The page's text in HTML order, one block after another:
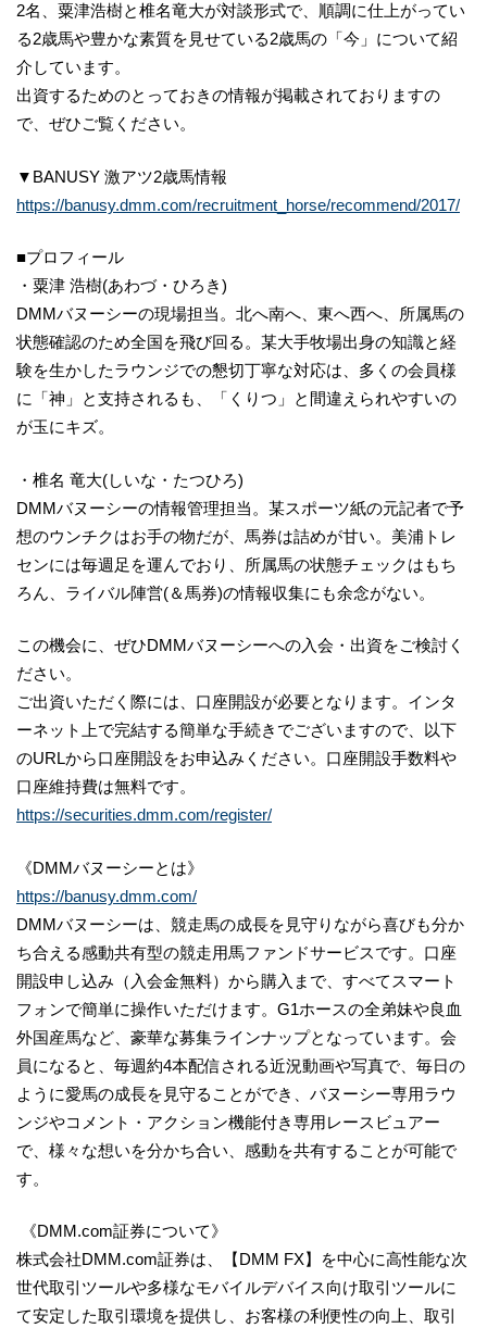
2名、粟津浩樹と椎名竜大が対談形式で、順調に仕上がってい
る2歳馬や豊かな素質を見せている2歳馬の「今」について紹
介しています。
出資するためのとっておきの情報が掲載されておりますの
で、ぜひご覧ください。
▼BANUSY 激アツ2歳馬情報
https://banusy.dmm.com/recruitment_horse/recommend/2017/
■プロフィール
・粟津 浩樹(あわづ・ひろき)
DMMバヌーシーの現場担当。北へ南へ、東へ西へ、所属馬の
状態確認のため全国を飛び回る。某大手牧場出身の知識と経
験を生かしたラウンジでの懇切丁寧な対応は、多くの会員様
に「神」と支持されるも、「くりつ」と間違えられやすいの
が玉にキズ。
・椎名 竜大(しいな・たつひろ)
DMMバヌーシーの情報管理担当。某スポーツ紙の元記者で予
想のウンチクはお手の物だが、馬券は詰めが甘い。美浦トレ
センには毎週足を運んでおり、所属馬の状態チェックはもち
ろん、ライバル陣営(＆馬券)の情報収集にも余念がない。
この機会に、ぜひDMMバヌーシーへの入会・出資をご検討く
ださい。
ご出資いただく際には、口座開設が必要となります。インタ
ーネット上で完結する簡単な手続きでございますので、以下
のURLから口座開設をお申込みください。口座開設手数料や
口座維持費は無料です。
https://securities.dmm.com/register/
《DMMバヌーシーとは》
https://banusy.dmm.com/
DMMバヌーシーは、競走馬の成長を見守りながら喜びも分か
ち合える感動共有型の競走用馬ファンドサービスです。口座
開設申し込み（入会金無料）から購入まで、すべてスマート
フォンで簡単に操作いただけます。G1ホースの全弟妹や良血
外国産馬など、豪華な募集ラインナップとなっています。会
員になると、毎週約4本配信される近況動画や写真で、毎日の
ように愛馬の成長を見守ることができ、バヌーシー専用ラウ
ンジやコメント・アクション機能付き専用レースビュアー
で、様々な想いを分かち合い、感動を共有することが可能で
す。
《DMM.com証券について》
株式会社DMM.com証券は、【DMM FX】を中心に高性能な次
世代取引ツールや多様なモバイルデバイス向け取引ツールに
て安定した取引環境を提供し、お客様の利便性の向上、取引